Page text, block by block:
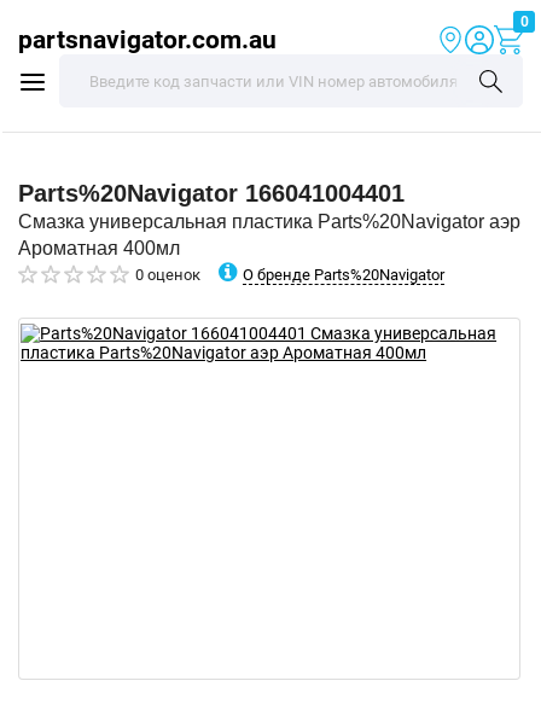
partsnavigator.com.au
0
Parts%20Navigator 166041004401
Смазка универсальная пластика Parts%20Navigator аэр
Ароматная 400мл
0 оценок О бренде Parts%20Navigator